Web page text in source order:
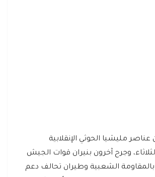
مليشيا الحوثي الإنقلابية
وجرح آخرون بنيران قوات الجيش
الشعبية وطيران تحالف دعم